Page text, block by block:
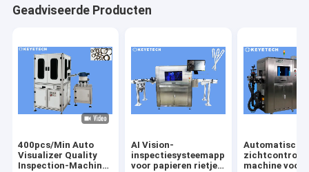
Geadviseerde Producten
400pcs/Min Auto
Visualizer Quality
Inspection-Machine
AI Vision-
inspectiesysteemapparatuur
voor papieren rietjes
Automatische
zichtcontrole-
machine voor